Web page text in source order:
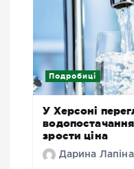
Подробиці
У Херсоні
зрости ціна
Дарина Лапіна